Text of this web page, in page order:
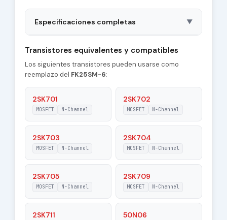
Especificaciones completas ▼
Type of Control
Channel
Coss - Output
2100 pF
|Id| - Maximum
Drain Current
25 A
Power Dissipation
250 W
Tj - Maximum
Temperature
150 °C
Transistores equivalentes y compatibles
Los siguientes transistores pueden usarse como
reemplazo del FK25SM-6:
2SK701
MOSFET N-Channel
2SK702
MOSFET N-Channel
2SK703
MOSFET N-Channel
2SK704
MOSFET N-Channel
2SK705
MOSFET N-Channel
2SK709
MOSFET N-Channel
2SK711 50N06